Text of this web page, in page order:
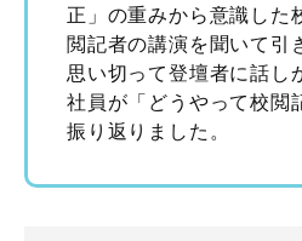
正」の重みから意識した
閲記者の講演を聞いて引
思い切って登壇者に話
社員が「どうやって校閲
振り返りました。